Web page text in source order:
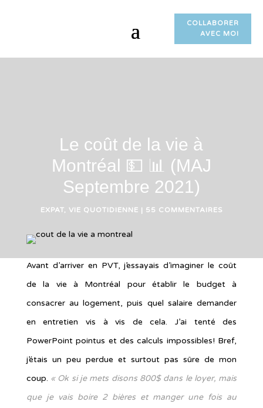
COLLABORER
AVEC MOI
Le coût de la vie à
Montréal 💵 📊 (MAJ
Septembre 2021)
EXPAT, VIE QUOTIDIENNE | 55 COMMENTAIRES
Avant d’arriver en PVT, j’essayais d’imaginer le coût
de la vie à Montréal pour établir le budget à
consacrer au logement, puis quel salaire demander
en entretien vis à vis de cela. J’ai tenté des
PowerPoint pointus et des calculs impossibles! Bref,
j’étais un peu perdue et surtout pas sûre de mon
coup. « Ok si je mets disons 800$ dans le loyer, mais
que je vais boire 2 bières et manger une fois au